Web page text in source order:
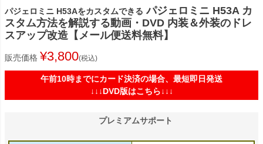
パジェロミニ H53Aをカスタムできる パジェロミニ H53A カ
スタム方法を解説する動画・DVD 内装＆外装のドレ
スアップ改造【メール便送料無料】
販売価格 ¥3,800 税込
午前10時までにカード決済の場合、最短即日発送
↓↓↓DVD版はこちら↓↓↓
プレミアムサポート